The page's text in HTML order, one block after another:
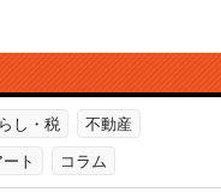
し・税 不動産
ト コラム